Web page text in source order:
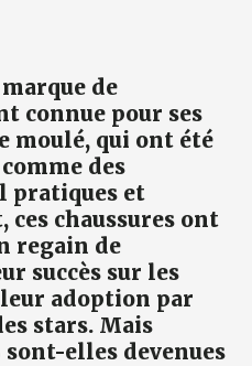
de
connue pour ses
moulé, qui ont été
des
pratiques et
ces chaussures ont
regain de
succès sur les
adoption par
stars. Mais
sont-elles devenues